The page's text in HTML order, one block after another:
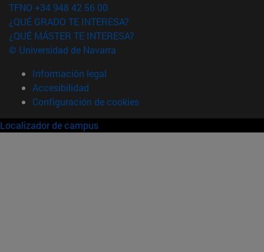
TFNO +34 948 42 56 00
¿QUÉ GRADO TE INTERESA?
¿QUÉ MÁSTER TE INTERESA?
© Universidad de Navarra
Información legal
Accesibilidad
Configuración de cookies
Localizador de campus